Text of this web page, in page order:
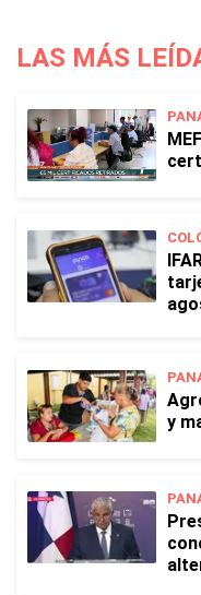
LAS MÁS
y